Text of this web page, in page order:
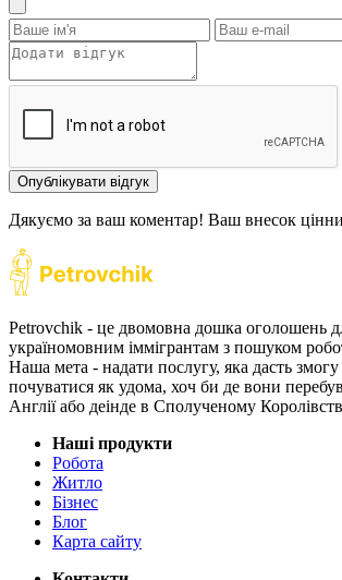
Опублікувати відгук
Дякуємо за ваш коментар! Ваш внесок
Petrovchik - це двомовна дошка оголошень
україномовним іммігрантам з пошуком
Наша мета - надати послугу, яка дасть змогу
почуватися як удома, хоч би де вони
Англії або деінде в Сполученому
Наші продукти
Робота
Житло
Бізнес
Блог
Карта сайту